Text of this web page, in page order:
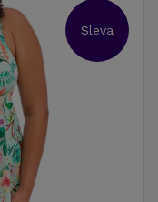
Sleva